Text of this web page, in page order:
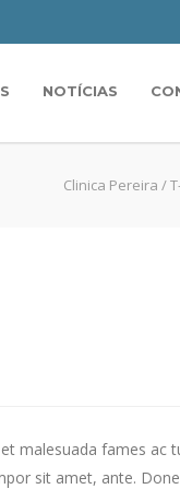
NOTÍCIAS
Clinica Pereira /
malesuada fames ac
sit amet, ante.